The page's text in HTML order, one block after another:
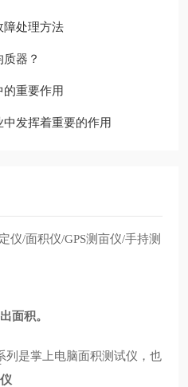
障处理方法
器？
的重要作用
发挥着重要的作用
仪/面积仪/GPS测亩仪/手持测
面积。
列是掌上电脑面积测试仪，也